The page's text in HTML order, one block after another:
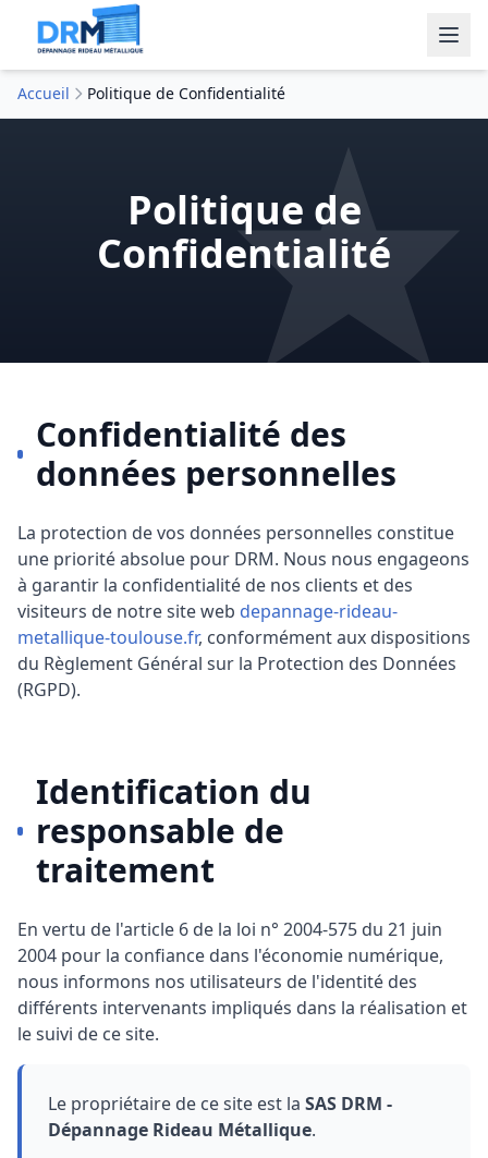
Accueil Politique de Confidentialité
Politique de
Confidentialité
Confidentialité des
données personnelles
La protection de vos données personnelles constitue
une priorité absolue pour DRM. Nous nous engageons
à garantir la confidentialité de nos clients et des
visiteurs de notre site web depannage-rideau-
metallique-toulouse.fr, conformément aux dispositions
du Règlement Général sur la Protection des Données
(RGPD).
Identification du
responsable de
traitement
En vertu de l'article 6 de la loi n° 2004-575 du 21 juin
2004 pour la confiance dans l'économie numérique,
nous informons nos utilisateurs de l'identité des
différents intervenants impliqués dans la réalisation et
le suivi de ce site.
Le propriétaire de ce site est la SAS DRM -
Dépannage Rideau Métallique.